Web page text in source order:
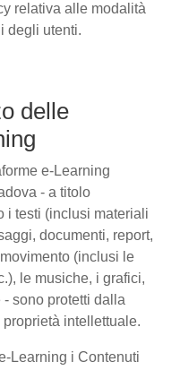
relativa alle modalità
degli utenti.
delle
e-Learning
- a titolo
i testi (inclusi materiali
documenti, report,
(inclusi le
le musiche, i grafici,
sono protetti dalla
intellettuale.
Learning i Contenuti